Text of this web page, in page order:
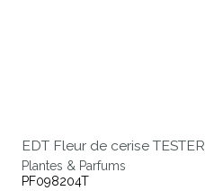
EDT Fleur de cerise TESTER
Plantes & Parfums
PF098204T